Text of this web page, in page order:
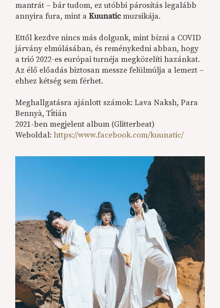
mantrát – bár tudom, ez utóbbi párosítás legalább
annyira fura, mint aKuunaticmuzsikája.
Ettől kezdve nincs más dolgunk, mint bízni a COVID
járvány elmúlásában, és reménykedni abban, hogy
a trió 2022-es európai turnéja megközelíti hazánkat.
Az élő előadás biztosan messze felülmúlja a lemezt –
ehhez kétség sem férhet.
Meghallgatásra ajánlott számok: Lava Naksh, Para
Bennyà, Tītián
2021-ben megjelent album (Glitterbeat)
Weboldal:https://www.facebook.com/kuunatic/